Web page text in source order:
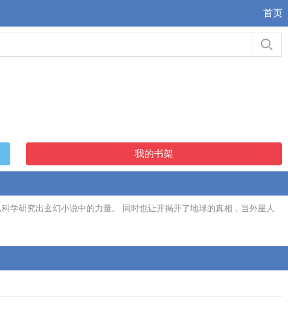
首页
我的书架
学研究出玄幻小说中的力量。 同时也让开揭开了地球的真相，当外星人